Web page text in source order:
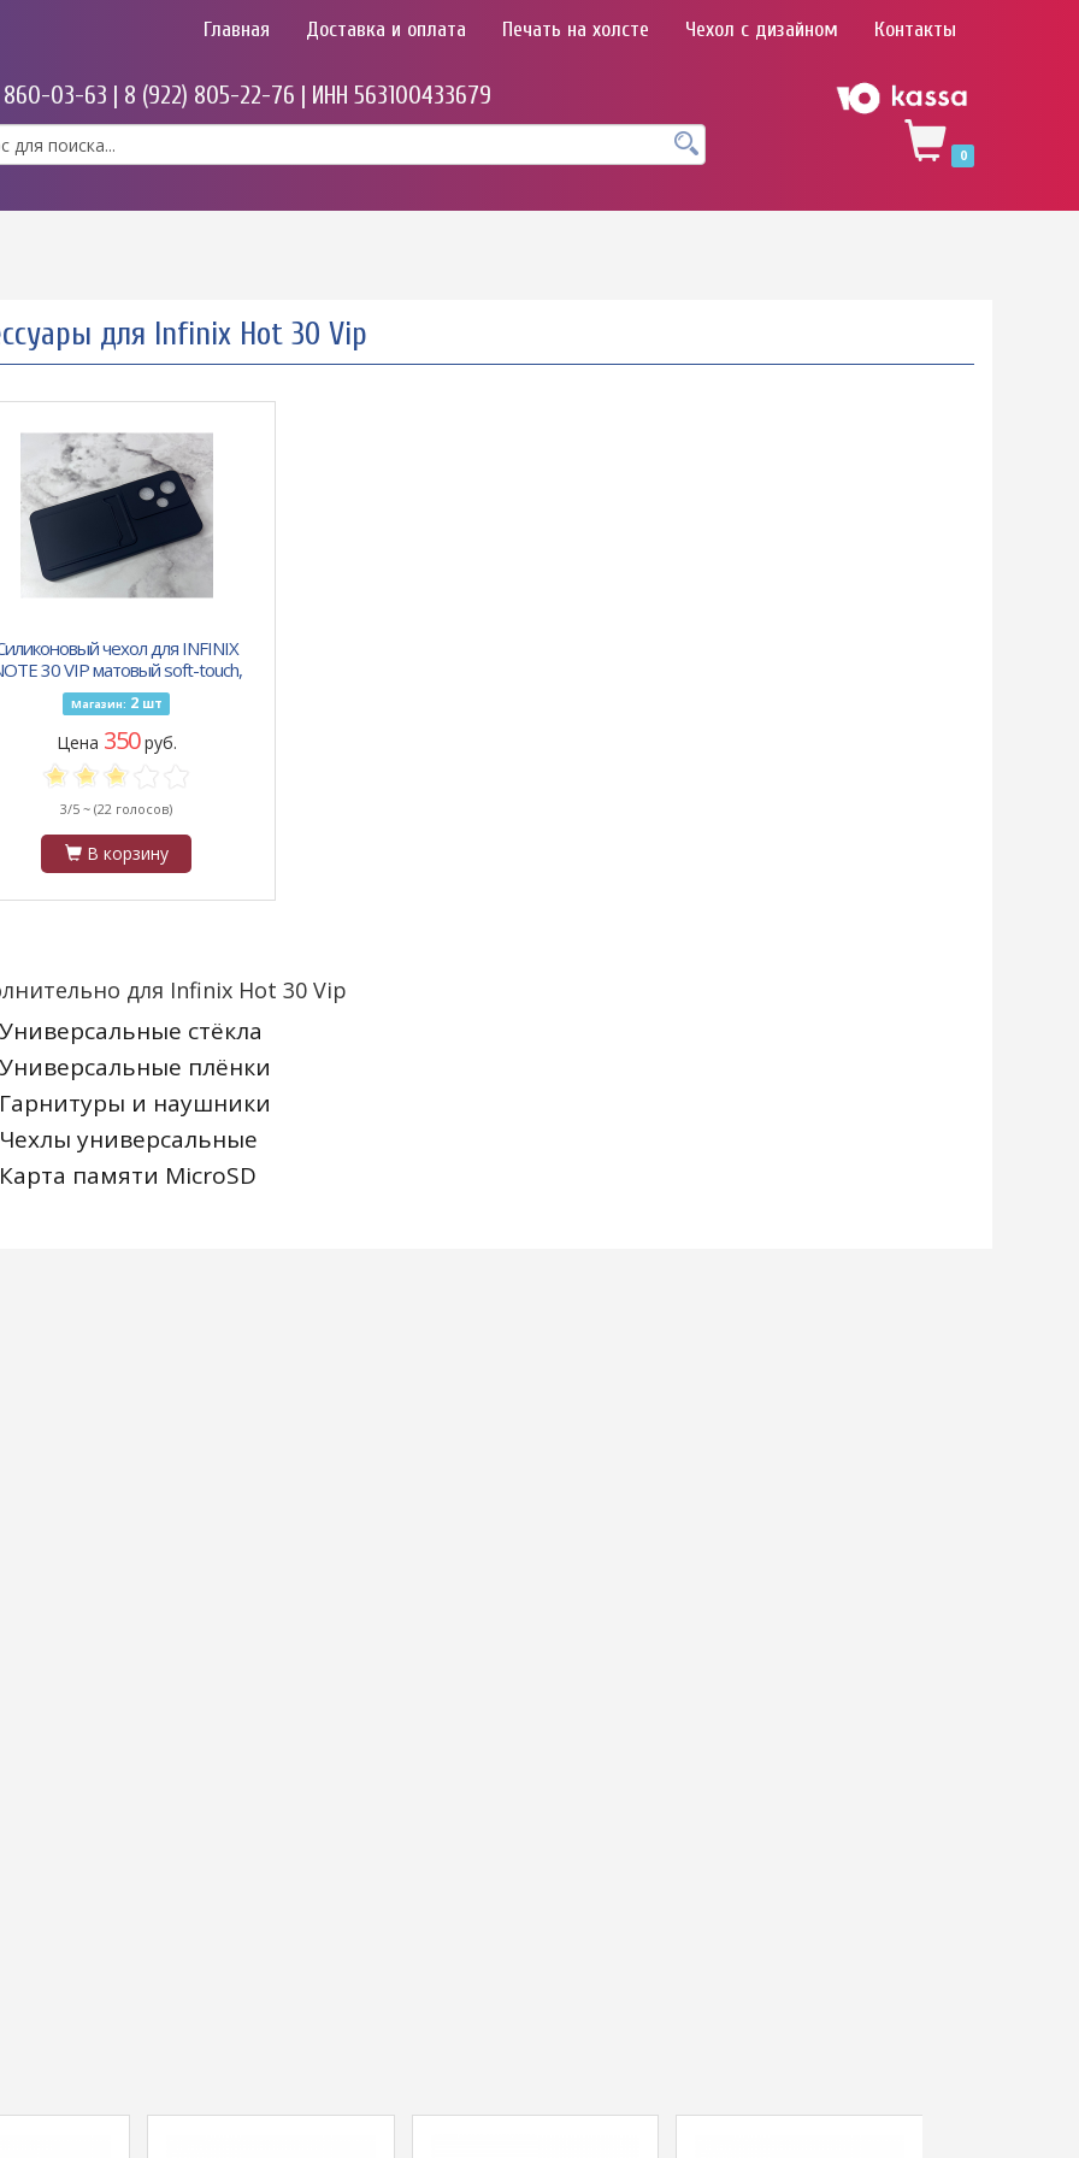
Главная Доставка и оплата Печать на холсте Чехол с дизайном Контакты
860-03-63 | 8 (922) 805-22-76 | ИНН 563100433679
0
для Infinix Hot 30 Vip
чехол для INFINIX
30 VIP матовый soft-touch,
цветные кнопки, с визитницей,
черный
Магазин: 2шт
Цена 350руб.
3/5 ~ (22 голосов)
В корзину
для Infinix Hot 30 Vip
Универсальные стёкла
Универсальные плёнки
Гарнитуры и наушники
Чехлы универсальные
Карта памяти MicroSD